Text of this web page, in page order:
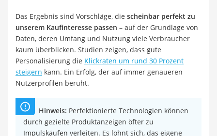
Das Ergebnis sind Vorschläge, die scheinbar perfekt zu
unserem Kaufinteresse passen – auf der Grundlage von
Daten, deren Umfang und Nutzung viele Verbraucher
kaum überblicken. Studien zeigen, dass gute
Personalisierung die Klickraten um rund 30 Prozent
steigern kann. Ein Erfolg, der auf immer genaueren
Nutzerprofilen beruht.
Hinweis: Perfektionierte Technologien können
durch gezielte Produktanzeigen öfter zu
Impulskäufen verleiten. Es lohnt sich, das eigene